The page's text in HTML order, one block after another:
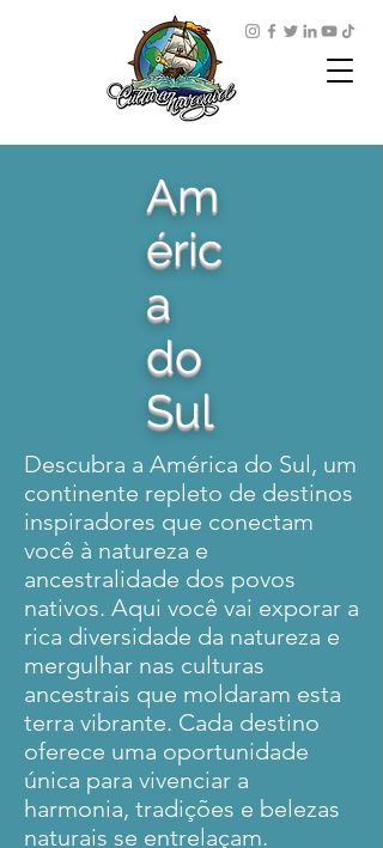
Am
éric
a
do
Sul
Descubra a América do Sul, um
continente repleto de destinos
inspiradores que conectam
você à natureza e
ancestralidade dos povos
nativos. Aqui você vai exporar a
rica diversidade da natureza e
mergulhar nas culturas
ancestrais que moldaram esta
terra vibrante. Cada destino
oferece uma oportunidade
única para vivenciar a
harmonia, tradições e belezas
naturais se entrelaçam.